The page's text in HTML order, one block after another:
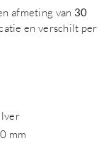
afmeting van 30
en verschilt per
mm